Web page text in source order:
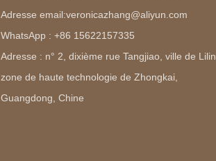
Adresse email:veronicazhang@aliyun.com
WhatsApp : +86 15622157335
Adresse : n° 2, dixième rue Tangjiao, ville de Lilin,
zone de haute technologie de Zhongkai,
Guangdong, Chine